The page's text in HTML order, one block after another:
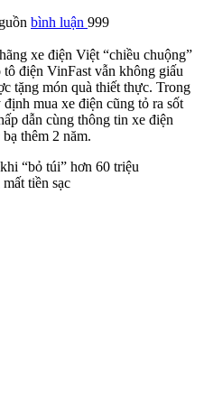
bình luận 999
xe điện Việt “chiều chuộng”
điện VinFast vẫn không giấu
tặng món quà thiết thực. Trong
mua xe điện cũng tỏ ra sốt
dẫn cùng thông tin xe điện
thêm 2 năm.